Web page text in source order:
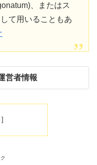
、またはス
て用いることもあ
営者情報